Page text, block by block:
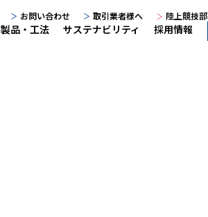
製品・工法 サステナビリティ 採用情報
お問い合わせ 取引業者様へ 陸上競技部